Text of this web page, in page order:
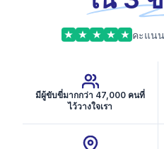
คะแนน
มีผู้ขับขี่มากกว่า 47,000 คนที่
ไว้วางใจเรา